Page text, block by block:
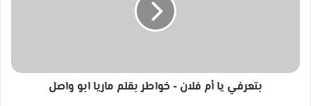
ابو
بتعرفي يا أم فلان - خواطر بقلم ماريا ابو واصل